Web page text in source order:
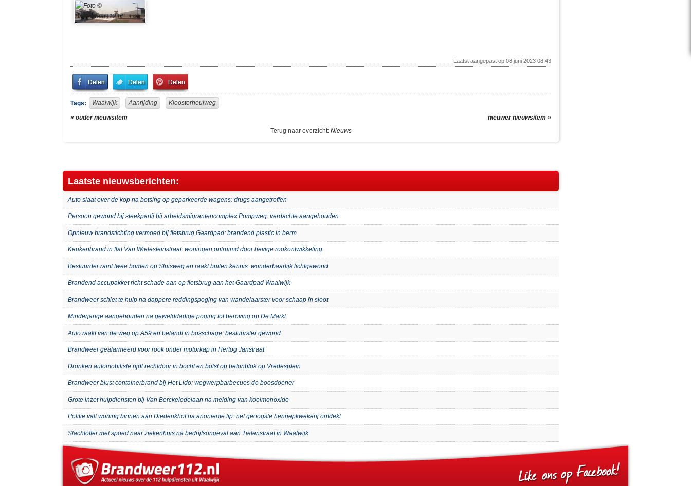
Laatst aangepast op 08 juni 2023 08:43
Share
on
Facebook
Share
on
Twitter
Pin
It!
Tags:
Waalwijk Aanrijding Kloosterheulweg
« ouder nieuwsitem
nieuwer nieuwsitem »
Terug naar overzicht: Nieuws
Laatste nieuwsberichten:
Auto slaat over de kop na botsing op geparkeerde wagens: drugs aangetroffen
Persoon gewond bij steekpartij bij arbeidsmigrantencomplex Pompweg: verdachte aangehouden
Opnieuw brandstichting vermoed bij fietsbrug Gaardpad: brandend plastic in berm
Keukenbrand in flat Van Wielesteinstraat: woningen ontruimd door hevige rookontwikkeling
Bestuurder ramt twee bomen op Sluisweg en raakt buiten kennis: wonderbaarlijk lichtgewond
Brandend accupakket richt schade aan op fietsbrug aan het Gaardpad Waalwijk
Brandweer schiet te hulp na dappere reddingspoging van wandelaarster voor schaap in sloot
Minderjarige aangehouden na gewelddadige poging tot beroving op De Markt
Auto raakt van de weg op A59 en belandt in bosschage: bestuurster gewond
Brandweer gealarmeerd voor rook onder motorkap in Hertog Janstraat
Dronken automobiliste rijdt rechtdoor in bocht en botst op betonblok op Vredesplein
Brandweer blust containerbrand bij Het Lido: wegwerpbarbecues de boosdoener
Grote inzet hulpdiensten bij Van Berckelodelaan na melding van koolmonoxide
Politie valt woning binnen aan Diederikhof na anonieme tip: net geoogste hennepkwekerij ontdekt
Slachtoffer met spoed naar ziekenhuis na bedrijfsongeval aan Tielenstraat in Waalwijk